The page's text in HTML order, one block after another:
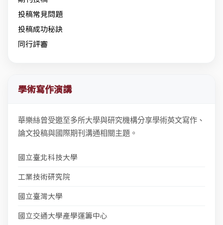
投稿常見問題
投稿成功秘訣
同行評審
學術寫作演講
華樂絲曾受邀至多所大學與研究機構分享學術英文寫作、
論文投稿與國際期刊溝通相關主題。
國立臺北科技大學
工業技術研究院
國立臺灣大學
國立交通大學產學運籌中心